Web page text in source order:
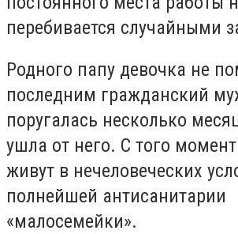
перебивается случайными
Родного папу девочка не
последним гражданский
поругалась несколько
ушла от него. С того
живут в нечеловеческих
полнейшей антисанитарии
«малосемейки».